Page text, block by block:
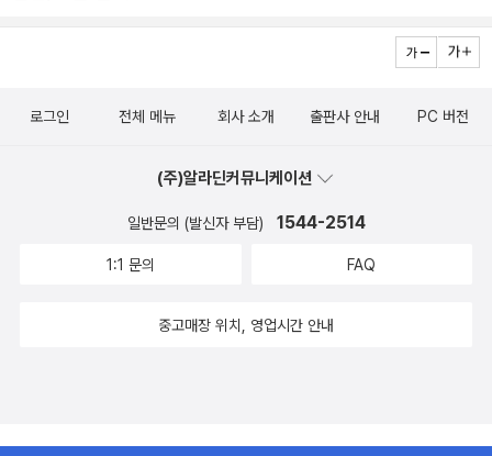
로그인 전체 메뉴 회사 소개 출판사 안내 PC 버전
(주)알라딘커뮤니케이션
일반문의 (발신자 부담) 1544-2514
1:1 문의 FAQ
중고매장 위치, 영업시간 안내